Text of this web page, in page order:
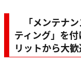
「メンテナン
ティング」を
リットから大